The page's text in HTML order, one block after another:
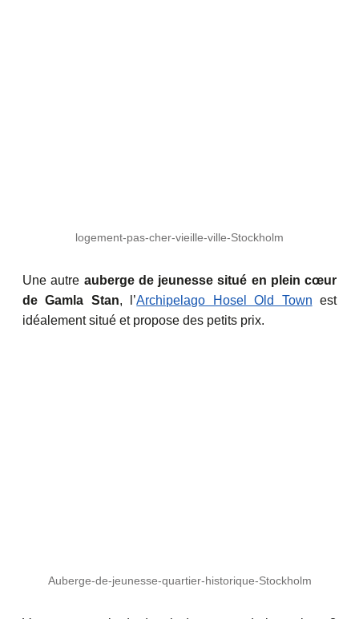
logement-pas-cher-vieille-ville-Stockholm
Une autre auberge de jeunesse situé en plein cœur
de Gamla Stan, l’Archipelago Hosel Old Town est
idéalement situé et propose des petits prix.
Auberge-de-jeunesse-quartier-historique-Stockholm